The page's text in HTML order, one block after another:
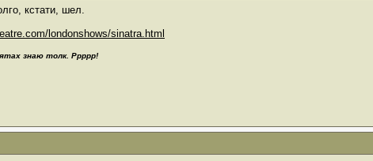
кстати, шел.
londonshows/sinatra.html
знаю толк. Ррррр!